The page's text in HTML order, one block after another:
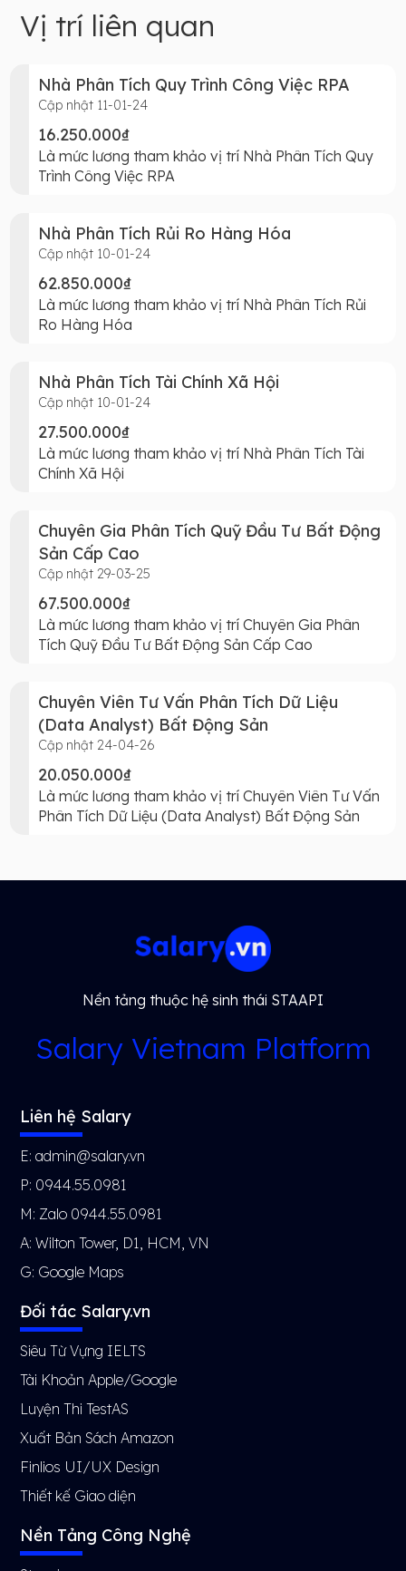
Vị trí liên quan
Nhà Phân Tích Quy Trình Công Việc RPA
Cập nhật 11-01-24
16.250.000₫
Là mức lương tham khảo vị trí Nhà Phân Tích Quy
Trình Công Việc RPA
Nhà Phân Tích Rủi Ro Hàng Hóa
Cập nhật 10-01-24
62.850.000₫
Là mức lương tham khảo vị trí Nhà Phân Tích Rủi
Ro Hàng Hóa
Nhà Phân Tích Tài Chính Xã Hội
Cập nhật 10-01-24
27.500.000₫
Là mức lương tham khảo vị trí Nhà Phân Tích Tài
Chính Xã Hội
Chuyên Gia Phân Tích Quỹ Đầu Tư Bất Động
Sản Cấp Cao
Cập nhật 29-03-25
67.500.000₫
Là mức lương tham khảo vị trí Chuyên Gia Phân
Tích Quỹ Đầu Tư Bất Động Sản Cấp Cao
Chuyên Viên Tư Vấn Phân Tích Dữ Liệu
(Data Analyst) Bất Động Sản
Cập nhật 24-04-26
20.050.000₫
Là mức lương tham khảo vị trí Chuyên Viên Tư Vấn
Phân Tích Dữ Liệu (Data Analyst) Bất Động Sản
Nền tảng thuộc hệ sinh thái STAAPI
Salary Vietnam Platform
Liên hệ Salary
E: admin@salary.vn
P: 0944.55.0981
M: Zalo 0944.55.0981
A: Wilton Tower, D1, HCM, VN
G: Google Maps
Đối tác Salary.vn
Siêu Từ Vựng IELTS
Tài Khoản Apple/Google
Luyện Thi TestAS
Xuất Bản Sách Amazon
Finlios UI/UX Design
Thiết kế Giao diện
Nền Tảng Công Nghệ